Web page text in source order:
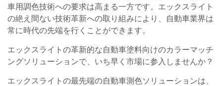
車用調色技術への要求は高まる一方です。エックスライト
の絶え間ない技術革新への取り組みにより、自動車業界は
常に時代の先端を行くことができます。
エックスライトの革新的な自動車塗料向けのカラーマッチ
ングソリューションで、いち早く市場に参入しませんか？
エックスライトの最先端の自動車測色ソリューションは、